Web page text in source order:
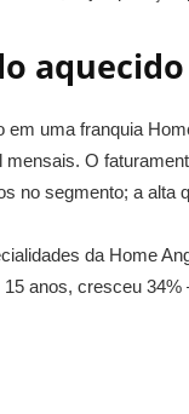
aquecido
em uma franquia
mensais. O
no segmento; a alta
da Home
anos, cresceu 34%